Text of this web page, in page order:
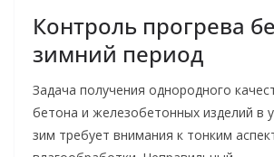
Контроль прогрева
зимний период
Задача получения однородного
бетона и железобетонных изделий в
зим требует внимания к тонким